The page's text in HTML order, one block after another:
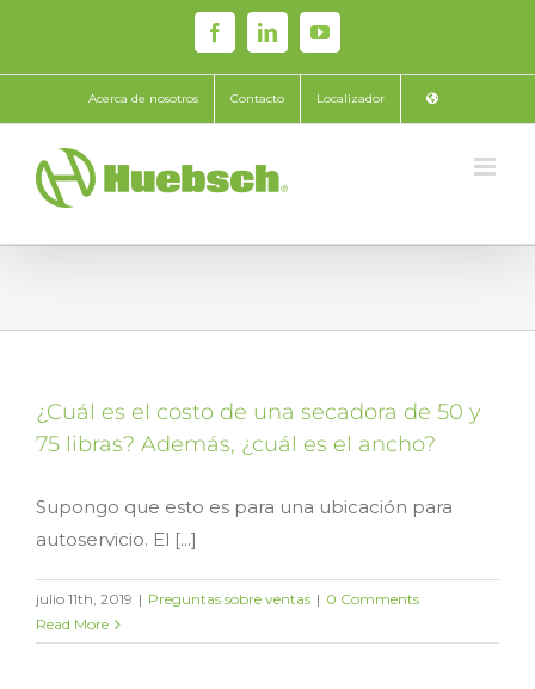
content
FacebookLinkedInYouTube
Acerca de nosotros Contacto Localizador
¿Cuál es el costo de una secadora de 50 y
75 libras? Además, ¿cuál es el ancho?
Supongo que esto es para una ubicación para
autoservicio. El [...]
julio 11th, 2019 | Preguntas sobre ventas | 0 Comments
Read More